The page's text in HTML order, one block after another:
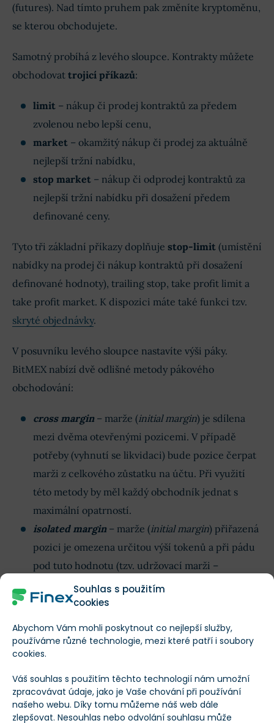
Souhlas s použitím
cookies
Abychom Vám mohli poskytnout co nejlepší služby,
používáme různé technologie, mezi které patří i soubory
cookies.
Váš souhlas s použitím těchto technologií nám umožní
zpracovávat údaje, jako je Vaše chování při používání
našeho webu. Díky tomu můžeme náš web dále
zlepšovat. Nesouhlas nebo odvolání souhlasu může
(futures). Nad tímto pruhem pak změníte kryptoměnu,
se kterou obchodujete.
Samotný probíhá z levého sloupce. Kontrakty můžete
obchodovat trojicí příkazů:
limit – nákup či prodej kontraktů za předem
zvolenou nebo lepší cenu,
market – okamžitý nákup či prodej za aktuálně
nejlepší tržní nabídku,
stop market – nákup či odprodej kontraktů za
nejlepší tržní nabídku při dosažení předem
definované ceny.
Tyto tři základní příkazy doplňuje stop-limit (umístění
nabídky na prodej či nákup kontraktů při dosažení
definované hodnoty), trailing stop, take profit limit a
take profit market. K dispozici máte také funkci tzv.
skryté objednávky.
V posuvníku levého sloupce nastavíte výši páky.
BitMEX nabízí dvě odlišné metody pákového
obchodování:
cross margin – marže (initial margin) je sdílena
mezi dvěma otevřenými pozicemi. V případě
potřeby (vyhnutí se likvidaci) bude pozice čerpat
marži z celkového zůstatku na účtu. Při využití
této metody by měl každý obchodník jednat s
maximální opatrností.
isolated margin – marže (initial margin) přiřazená
pozici je omezena určitou výší tokenů a při pádu
pod tuto hodnotu (tzv. udržovací marži –
maintenance margin
) dojde k likvidaci pozice.
Cardano, EOS a Tron nelze pomocí perpetuálních
swapů obchodovat.
kryptoměna páka u futures